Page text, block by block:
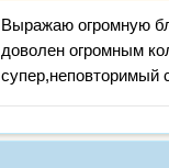
Выражаю огромную
доволен огромным
супер,неповторимый